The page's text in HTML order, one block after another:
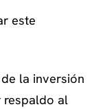
este
la inversión
respaldo al